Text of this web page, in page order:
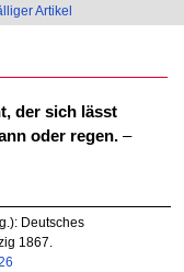
Artikel
der sich lässt
oder regen.–
Deutsches
1867.